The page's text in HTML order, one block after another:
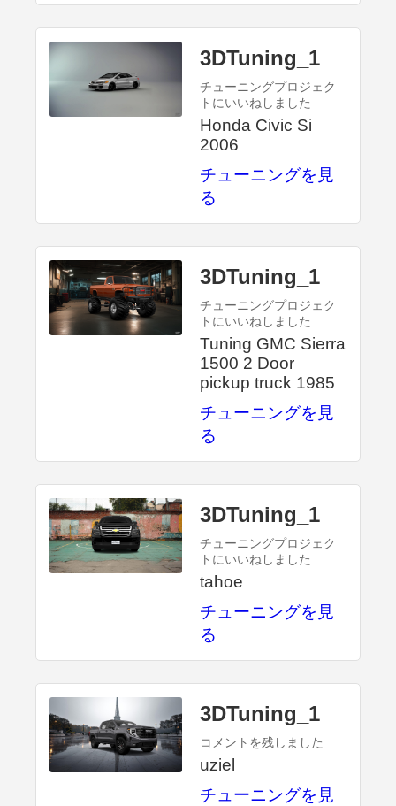
3DTuning_1
チューニングプロジェク
トにいいねしました
Honda Civic Si
2006
チューニングを見
る
3DTuning_1
チューニングプロジェク
トにいいねしました
Tuning GMC Sierra
1500 2 Door
pickup truck 1985
チューニングを見
る
3DTuning_1
チューニングプロジェク
トにいいねしました
tahoe
チューニングを見
る
3DTuning_1
コメントを残しました
uziel
チューニングを見